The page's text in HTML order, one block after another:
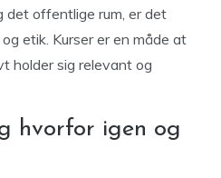
det offentlige rum, er det
etik. Kurser er en måde at
holder sig relevant og
hvorfor igen og